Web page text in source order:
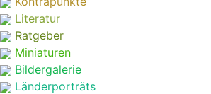
Literatur
Ratgeber
Miniaturen
Bildergalerie
Länderporträts